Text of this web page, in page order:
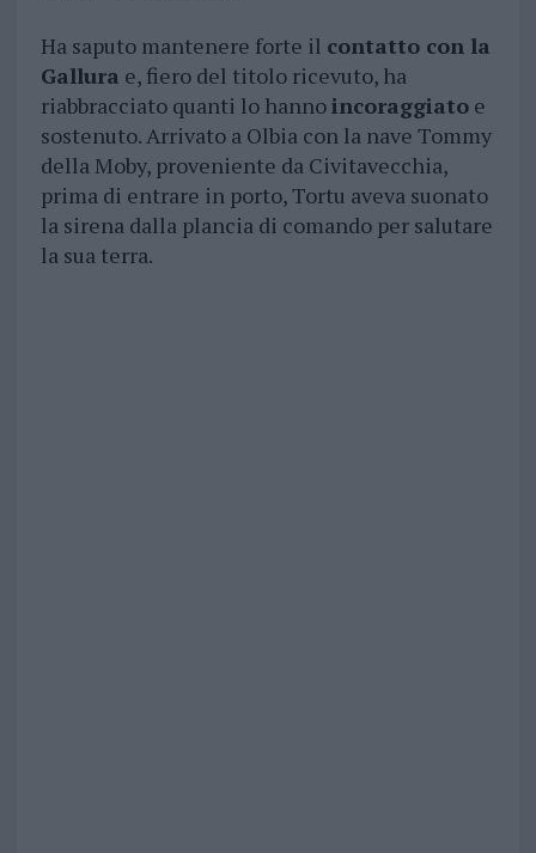
Ha saputo mantenere forte il contatto con la
Gallura e, fiero del titolo ricevuto, ha
riabbracciato quanti lo hannoincoraggiatoe
sostenuto. Arrivato a Olbia con la nave Tommy
della Moby, proveniente da Civitavecchia,
prima di entrare in porto, Tortu aveva suonato
la sirena dalla plancia di comando per salutare
la sua terra.